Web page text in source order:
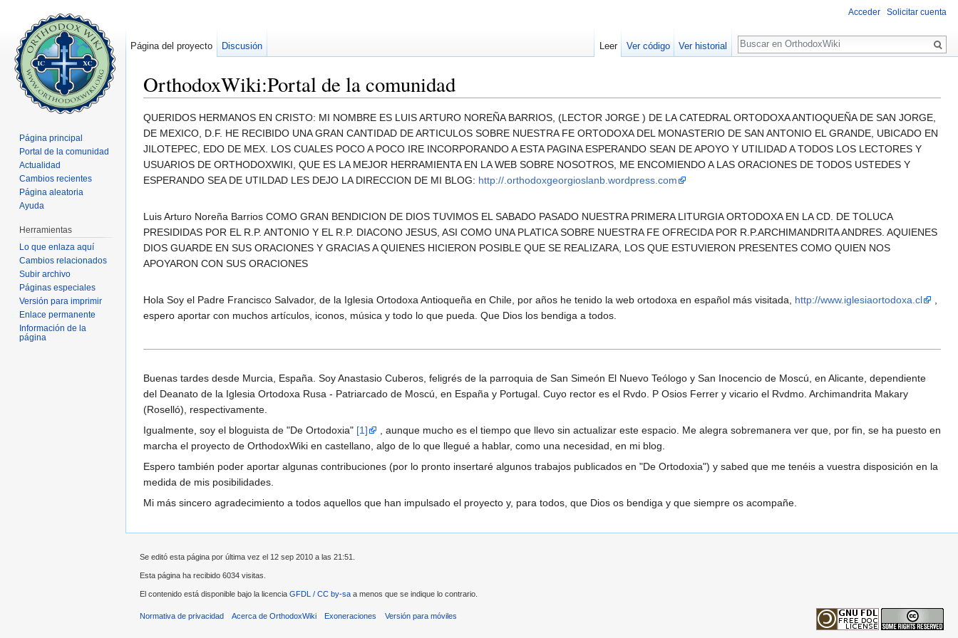
OrthodoxWiki:Portal de la comunidad
QUERIDOS HERMANOS EN CRISTO: MI NOMBRE ES LUIS ARTURO NOREÑA BARRIOS, (LECTOR JORGE ) DE LA CATEDRAL ORTODOXA ANTIOQUEÑA DE SAN JORGE,
DE MEXICO, D.F. HE RECIBIDO UNA GRAN CANTIDAD DE ARTICULOS SOBRE NUESTRA FE ORTODOXA DEL MONASTERIO DE SAN ANTONIO EL GRANDE, UBICADO EN
JILOTEPEC, EDO DE MEX. LOS CUALES POCO A POCO IRE INCORPORANDO A ESTA PAGINA ESPERANDO SEAN DE APOYO Y UTILIDAD A TODOS LOS LECTORES Y
USUARIOS DE ORTHODOXWIKI, QUE ES LA MEJOR HERRAMIENTA EN LA WEB SOBRE NOSOTROS, ME ENCOMIENDO A LAS ORACIONES DE TODOS USTEDES Y
ESPERANDO SEA DE UTILDAD LES DEJO LA DIRECCION DE MI BLOG: http://.orthodoxgeorgioslanb.wordpress.com
Luis Arturo Noreña Barrios COMO GRAN BENDICION DE DIOS TUVIMOS EL SABADO PASADO NUESTRA PRIMERA LITURGIA ORTODOXA EN LA CD. DE TOLUCA
PRESIDIDAS POR EL R.P. ANTONIO Y EL R.P. DIACONO JESUS, ASI COMO UNA PLATICA SOBRE NUESTRA FE OFRECIDA POR R.P.ARCHIMANDRITA ANDRES. AQUIENES
DIOS GUARDE EN SUS ORACIONES Y GRACIAS A QUIENES HICIERON POSIBLE QUE SE REALIZARA, LOS QUE ESTUVIERON PRESENTES COMO QUIEN NOS
APOYARON CON SUS ORACIONES
Hola Soy el Padre Francisco Salvador, de la Iglesia Ortodoxa Antioqueña en Chile, por años he tenido la web ortodoxa en español más visitada, http://www.iglesiaortodoxa.cl
,
espero aportar con muchos artículos, iconos, música y todo lo que pueda. Que Dios los bendiga a todos.
Buenas tardes desde Murcia, España. Soy Anastasio Cuberos, feligrés de la parroquia de San Simeón El Nuevo Teólogo y San Inocencio de Moscú, en Alicante, dependiente
del Deanato de la Iglesia Ortodoxa Rusa - Patriarcado de Moscú, en España y Portugal. Cuyo rector es el Rvdo. P Osios Ferrer y vicario el Rvdmo. Archimandrita Makary
(Roselló), respectivamente.
Igualmente, soy el bloguista de "De Ortodoxia" [1]
, aunque mucho es el tiempo que llevo sin actualizar este espacio. Me alegra sobremanera ver que, por fin, se ha puesto en
marcha el proyecto de OrthodoxWiki en castellano, algo de lo que llegué a hablar, como una necesidad, en mi blog.
Espero también poder aportar algunas contribuciones (por lo pronto insertaré algunos trabajos publicados en "De Ortodoxia") y sabed que me tenéis a vuestra disposición en la
medida de mis posibilidades.
Mi más sincero agradecimiento a todos aquellos que han impulsado el proyecto y, para todos, que Dios os bendiga y que siempre os acompañe.
Acceder Solicitar cuenta
Página del proyecto Discusión Leer Ver código Ver historial
Buscar
Página principal
Portal de la comunidad
Actualidad
Cambios recientes
Página aleatoria
Ayuda
Herramientas
Lo que enlaza aquí
Cambios relacionados
Subir archivo
Páginas especiales
Versión para imprimir
Enlace permanente
Información de la
página
Se editó esta página por última vez el 12 sep 2010 a las 21:51.
Esta página ha recibido 6034 visitas.
El contenido está disponible bajo la licencia GFDL / CC by-sa a menos que se indique lo contrario.
Normativa de privacidad Acerca de OrthodoxWiki Exoneraciones Versión para móviles